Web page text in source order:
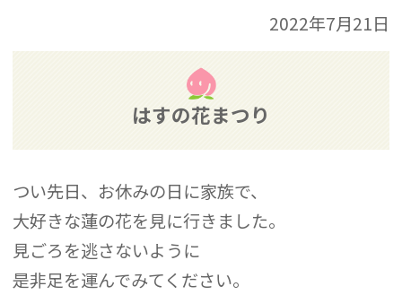
2022年7月21日
はすの花まつり
つい先日、お休みの日に家族で、
大好きな蓮の花を見に行きました。
見ごろを逃さないように
是非足を運んでみてください。